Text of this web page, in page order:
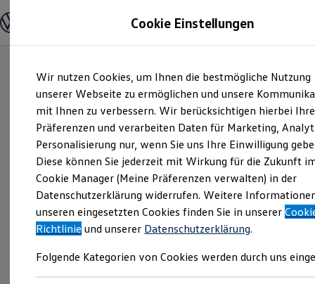
Hauptinhalt
springen
Footer
springen
Modelle und Konfigurator
Modelle vergleichen
Elektroautos
ENERGY Sondermodelle
Nutzfahrzeuge
SUV und CUV
Familienautos
Kombis
Kompaktwagen
Sportwagen
Schnell verfügbare Fahrzeuge
Angebote und Produkte
Aktuelle Angebote
E-Auto-Förderung
Volkswagen Marktplatz
Junge Gebrauchtwagen und Gebrauchtwagen
Cookie Einstellungen
Wir nutzen Cookies, um Ihnen die bestmögliche Nutzung
unserer Webseite zu ermöglichen und unsere
mit Ihnen zu verbessern. Wir berücksichtigen hierbei Ihre
Präferenzen und verarbeiten Daten für Marketing,
Personalisierung nur, wenn Sie uns Ihre Einwilligung
Diese können Sie jederzeit mit Wirkung für die Zukunft
Cookie Manager (Meine Präferenzen verwalten) in der
Datenschutzerklärung widerrufen. Weitere
unseren eingesetzten Cookies finden Sie in unserer
Richtlinie und unserer Datenschutzerklärung.
Folgende Kategorien von Cookies werden durch uns